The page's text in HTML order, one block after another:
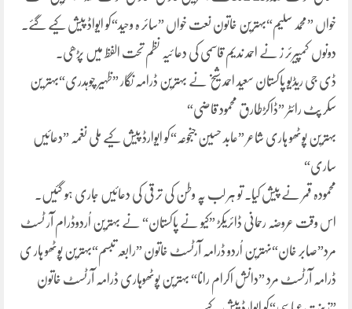
خواں ”محمد سلیم“بہترین خاتون نعت خواں ”سائر ہ وحید“کو ایواڈ پیش کیے گئے۔
دونوں کمپیرئر ز نے احمد ندیم قاسمی کی دعا ئیہ نظم تحت الفظ میں پڑھی۔
ڈی جی ریڈیو پاکستان سعید احمد شیخ نے بہترین ڈرامہ نگار ”ظہیر چوہدری“بہتر ین
سکر پٹ رائٹر ”ڈاکڑطارق محمود قاضی“
بہترین پوٹھو ہاری شاعر ”عابد حسین جنجوعہ“کو ایوارڈ پیش کیے ملی نغمہ ”دعائیں
ساری“
محمودہ قمر نے پیش کیا۔ تو ہر لب پہ وطن کی تر قی کی دعائیں جاری ہو گئیں۔
اس وقت عروضہ رحمانی ڈائریکڑ ”کیو نے پاکستان“ نے بہترین اُردوڈرام آر ٹسٹ
مرد”صابر خان“نہترین اُردو ڈرامہ آرٹسٹ خاتون ”رابعہ تبسم“بہترین پوٹھو ہار ی
ڈرامہ آرٹسٹ مرد ”دانش اکرام رانا“ بہترین پوٹھوہاری ڈرامہ آرٹسٹ خاتون